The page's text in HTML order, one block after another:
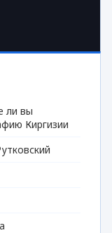
ли вы
Киргизии